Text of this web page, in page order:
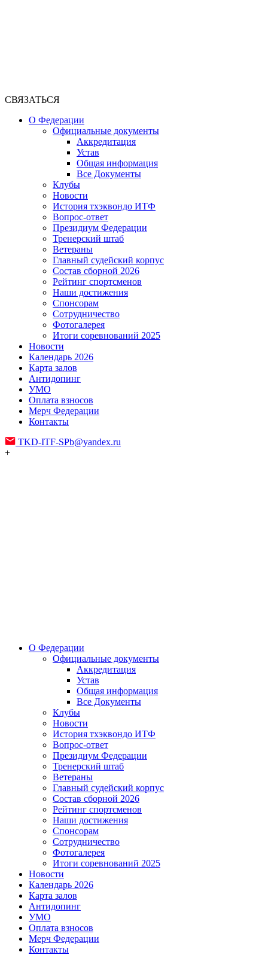
СВЯЗАТЬСЯ
О Федерации
Официальные документы
Аккредитация
Устав
Общая информация
Все Документы
Клубы
Новости
История тхэквондо ИТФ
Вопрос-ответ
Президиум Федерации
Тренерский штаб
Ветераны
Главный судейский корпус
Состав сборной 2026
Рейтинг спортсменов
Наши достижения
Спонсорам
Сотрудничество
Фотогалерея
Итоги соревнований 2025
Новости
Календарь 2026
Карта залов
Антидопинг
УМО
Оплата взносов
Мерч Федерации
Контакты
TKD-ITF-SPb@yandex.ru
+
О Федерации
Официальные документы
Аккредитация
Устав
Общая информация
Все Документы
Клубы
Новости
История тхэквондо ИТФ
Вопрос-ответ
Президиум Федерации
Тренерский штаб
Ветераны
Главный судейский корпус
Состав сборной 2026
Рейтинг спортсменов
Наши достижения
Спонсорам
Сотрудничество
Фотогалерея
Итоги соревнований 2025
Новости
Календарь 2026
Карта залов
Антидопинг
УМО
Оплата взносов
Мерч Федерации
Контакты